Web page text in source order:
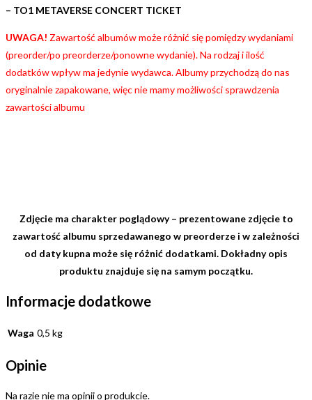
– TO1 METAVERSE CONCERT TICKET
UWAGA! Zawartość albumów może różnić się pomiędzy wydaniami
(preorder/po preorderze/ponowne wydanie). Na rodzaj i ilość
dodatków wpływ ma jedynie wydawca. Albumy przychodzą do nas
oryginalnie zapakowane, więc nie mamy możliwości sprawdzenia
zawartości albumu
Zdjęcie ma charakter poglądowy – prezentowane zdjęcie to
zawartość albumu sprzedawanego w preorderze i w zależności
od daty kupna może się różnić dodatkami. Dokładny opis
produktu znajduje się na samym początku.
Informacje dodatkowe
Waga 0,5 kg
Opinie
Na razie nie ma opinii o produkcie.